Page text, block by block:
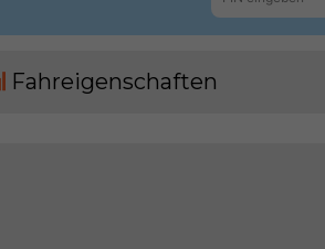
Fahreigenschaften